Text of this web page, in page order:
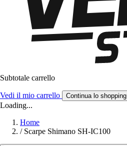
Subtotale carrello
Vedi il mio carrello Continua lo shopping
Loading...
Home
/ Scarpe Shimano SH-IC100